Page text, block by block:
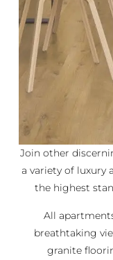
Join other
a variety of luxury
the highest
All
breathtaking
granite